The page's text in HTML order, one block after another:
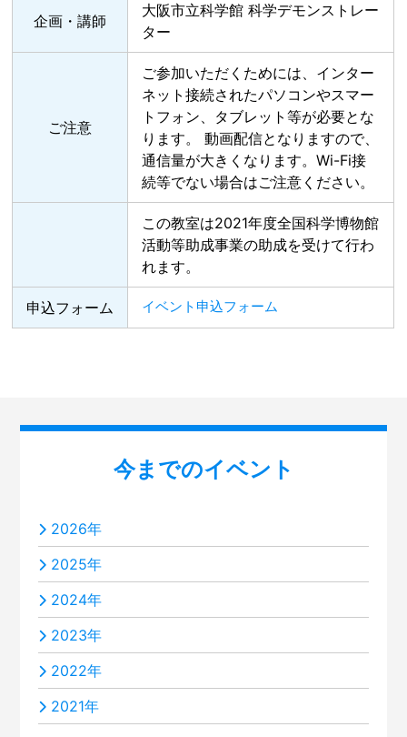
企画・講師
大阪市立科学館 科学デモンストレー
ター
ご注意
ご参加いただくためには、インター
ネット接続されたパソコンやスマー
トフォン、タブレット等が必要とな
ります。 動画配信となりますので、
通信量が大きくなります。Wi-Fi接
続等でない場合はご注意ください。
この教室は2021年度全国科学博物館
活動等助成事業の助成を受けて行わ
れます。
申込フォーム イベント申込フォーム
今までのイベント
2026年
2025年
2024年
2023年
2022年
2021年